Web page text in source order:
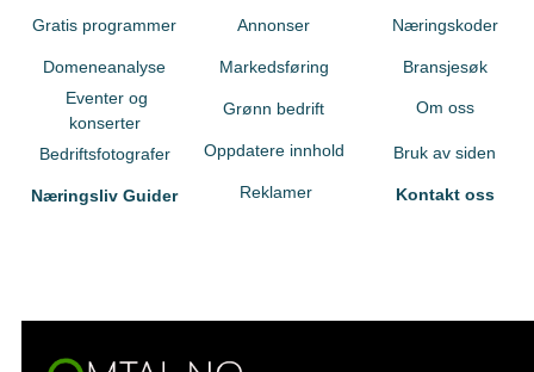
Gratis programmer
Domeneanalyse
Eventer og
konserter
Bedriftsfotografer
Næringsliv Guider
Annonser
Markedsføring
Grønn bedrift
Oppdatere innhold
Reklamer
Næringskoder
Bransjesøk
Om oss
Bruk av siden
Kontakt oss